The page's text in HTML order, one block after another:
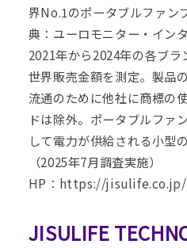
界No.1のポータブルファン
典：ユーロモニター・イン
2021年から2024年の各ブ
世界販売金額を測定。製品
流通のために他社に商標の
ドは除外。ポータブルファ
して電力が供給される小型
（2025年7月調査実施）
HP： https://jisulife.co.jp/
JISULIFE